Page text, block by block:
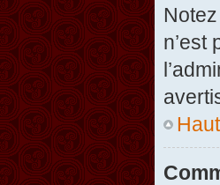
n’est
Haut